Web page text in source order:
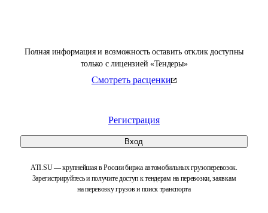
Полная информация и возможность оставить отклик доступны
только с лицензией «Тендеры»
Смотреть расценки
Регистрация
Вход
ATI.SU — крупнейшая в России биржа автомобильных грузоперевозок.
Зарегистрируйтесь и получите доступ к тендерам на перевозки, заявкам
на перевозку грузов и поиск транспорта